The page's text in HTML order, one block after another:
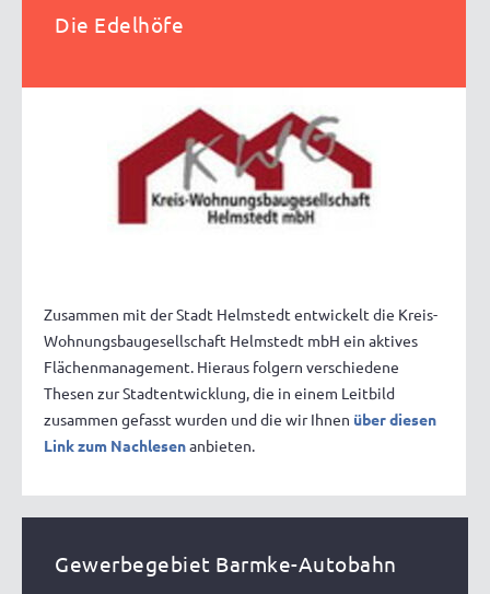
Die Edelhöfe
Zusammen mit der Stadt Helmstedt entwickelt die Kreis-
Wohnungsbaugesellschaft Helmstedt mbH ein aktives
Flächenmanagement. Hieraus folgern verschiedene
Thesen zur Stadtentwicklung, die in einem Leitbild
zusammen gefasst wurden und die wir Ihnen über diesen
Link zum Nachlesenanbieten.
Gewerbegebiet Barmke-Autobahn